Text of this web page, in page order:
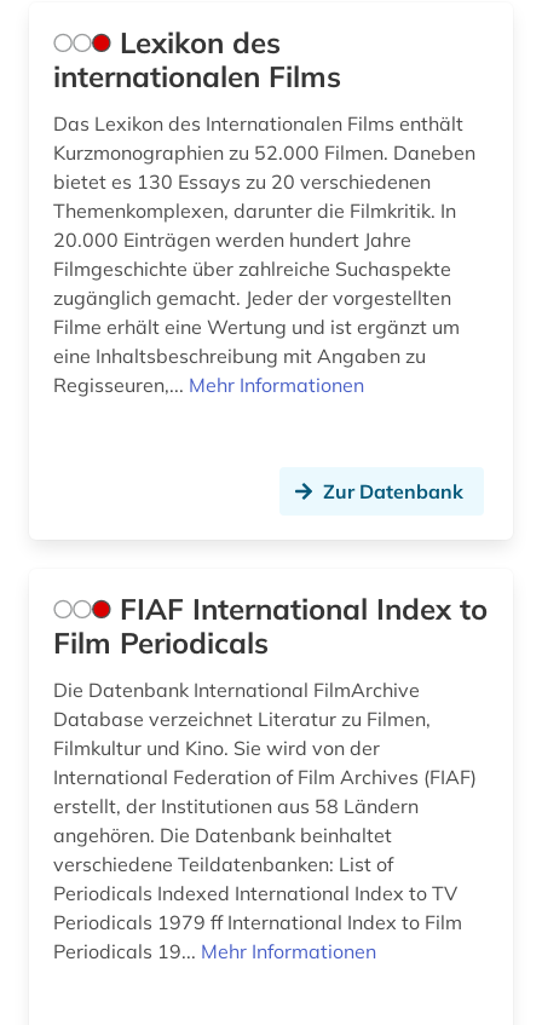
Lexikon des
internationalen Films
Das Lexikon des Internationalen Films enthält
Kurzmonographien zu 52.000 Filmen. Daneben
bietet es 130 Essays zu 20 verschiedenen
Themenkomplexen, darunter die Filmkritik. In
20.000 Einträgen werden hundert Jahre
Filmgeschichte über zahlreiche Suchaspekte
zugänglich gemacht. Jeder der vorgestellten
Filme erhält eine Wertung und ist ergänzt um
eine Inhaltsbeschreibung mit Angaben zu
Regisseuren,... Mehr Informationen
Zur Datenbank
FIAF International Index to
Film Periodicals
Die Datenbank International FilmArchive
Database verzeichnet Literatur zu Filmen,
Filmkultur und Kino. Sie wird von der
International Federation of Film Archives (FIAF)
erstellt, der Institutionen aus 58 Ländern
angehören. Die Datenbank beinhaltet
verschiedene Teildatenbanken: List of
Periodicals Indexed International Index to TV
Periodicals 1979 ff International Index to Film
Periodicals 19... Mehr Informationen